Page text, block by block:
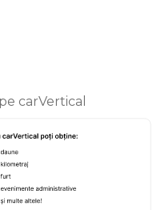
carVertical